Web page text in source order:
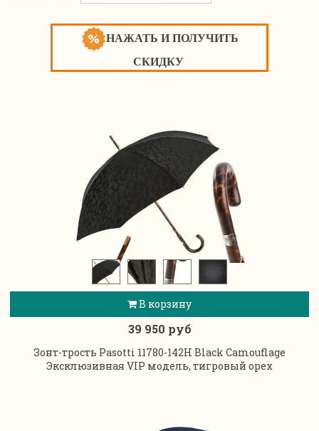
НАЖАТЬ И ПОЛУЧИТЬ
СКИДКУ
В корзину
39 950 руб
Зонт-трость Pasotti 11780-142Н Black Camouflage
Эксклюзивная VIP модель, тигровый орех